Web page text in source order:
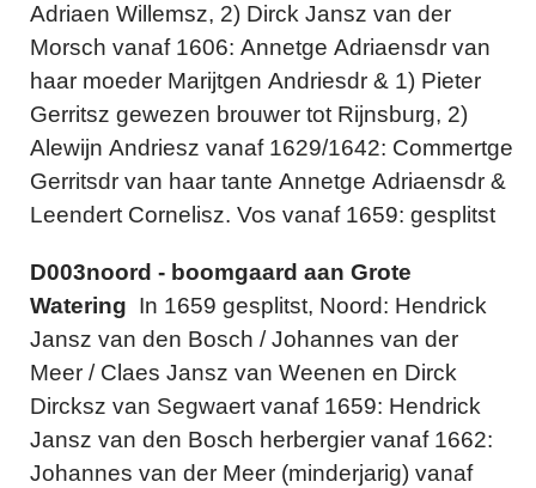
Adriaen Willemsz, 2) Dirck Jansz van der
Morsch vanaf 1606: Annetge Adriaensdr van
haar moeder Marijtgen Andriesdr & 1) Pieter
Gerritsz gewezen brouwer tot Rijnsburg, 2)
Alewijn Andriesz vanaf 1629/1642: Commertge
Gerritsdr van haar tante Annetge Adriaensdr &
Leendert Cornelisz. Vos vanaf 1659: gesplitst
D003noord - boomgaard aan Grote
Watering
Jansz van den Bosch / Johannes van der
Meer / Claes Jansz van Weenen en Dirck
Dircksz van Segwaert vanaf 1659: Hendrick
Jansz van den Bosch herbergier vanaf 1662:
Johannes van der Meer (minderjarig) vanaf